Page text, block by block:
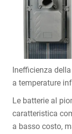
Inefficienza
a temperature
Le batterie al
caratteristica
a basso costo,